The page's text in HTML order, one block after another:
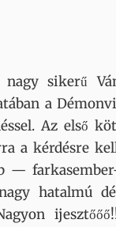
sikerű
a
Az első
a kérdésre
—
hatalmú